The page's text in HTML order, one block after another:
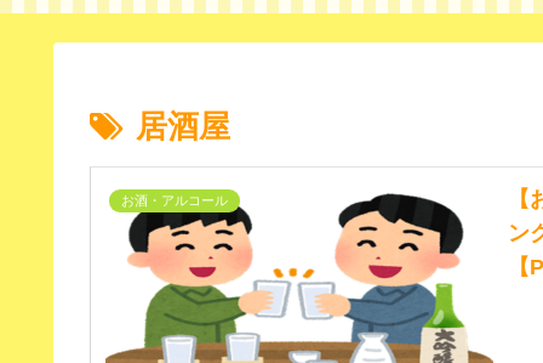
居酒屋
お酒・アルコール
ン